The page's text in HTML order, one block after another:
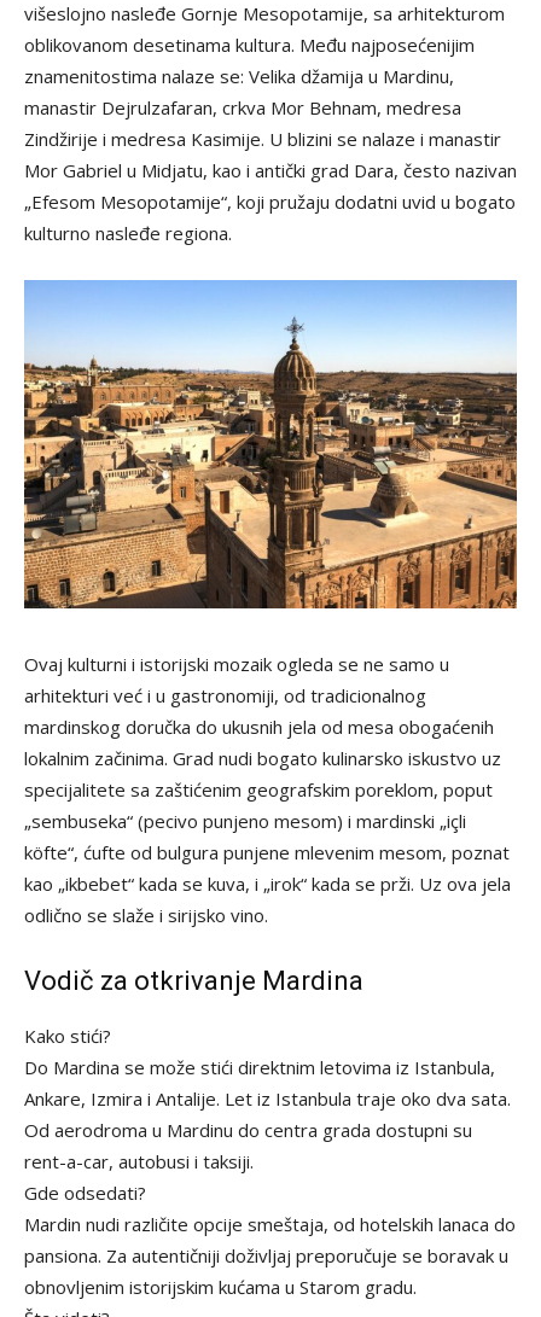
višeslojno nasleđe Gornje Mesopotamije, sa arhitekturom
oblikovanom desetinama kultura. Među najposećenijim
znamenitostima nalaze se: Velika džamija u Mardinu,
manastir Dejrulzafaran, crkva Mor Behnam, medresa
Zindžirije i medresa Kasimije. U blizini se nalaze i manastir
Mor Gabriel u Midjatu, kao i antički grad Dara, često nazivan
„Efesom Mesopotamije“, koji pružaju dodatni uvid u bogato
kulturno nasleđe regiona.
Ovaj kulturni i istorijski mozaik ogleda se ne samo u
arhitekturi već i u gastronomiji, od tradicionalnog
mardinskog doručka do ukusnih jela od mesa obogaćenih
lokalnim začinima. Grad nudi bogato kulinarsko iskustvo uz
specijalitete sa zaštićenim geografskim poreklom, poput
„sembuseka“ (pecivo punjeno mesom) i mardinski „içli
köfte“, ćufte od bulgura punjene mlevenim mesom, poznat
kao „ikbebet“ kada se kuva, i „irok“ kada se prži. Uz ova jela
odlično se slaže i sirijsko vino.
Vodič za otkrivanje Mardina
Kako stići?
Do Mardina se može stići direktnim letovima iz Istanbula,
Ankare, Izmira i Antalije. Let iz Istanbula traje oko dva sata.
Od aerodroma u Mardinu do centra grada dostupni su
rent-a-car, autobusi i taksiji.
Gde odsedati?
Mardin nudi različite opcije smeštaja, od hotelskih lanaca do
pansiona. Za autentičniji doživljaj preporučuje se boravak u
obnovljenim istorijskim kućama u Starom gradu.